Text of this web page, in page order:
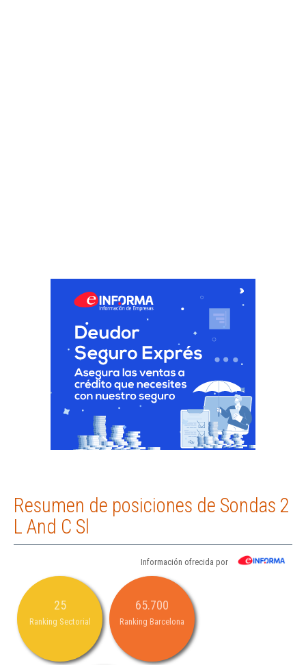
Resumen de posiciones de Sondas 2
L And C Sl
Información ofrecida por
25
Ranking Sectorial
65.700
Ranking Barcelona